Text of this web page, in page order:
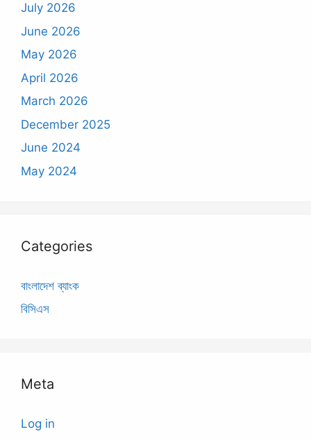
July 2026
June 2026
May 2026
April 2026
March 2026
December 2025
June 2024
May 2024
Categories
বাংলাদেশ ব্যাংক
বিসিএস
Meta
Log in